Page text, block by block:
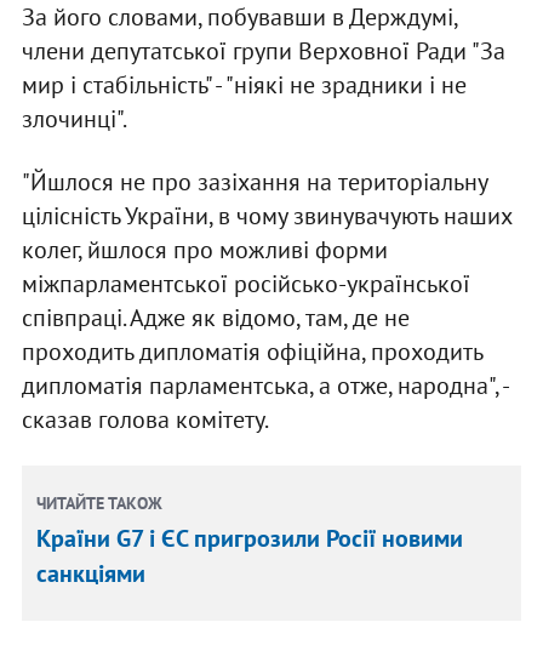
За його словами, побувавши в Держдумі,
члени депутатської групи Верховної Ради "За
мир і стабільність" - "ніякі не зрадники і не
злочинці".
"Йшлося не про зазіхання на територіальну
цілісність України, в чому звинувачують наших
колег, йшлося про можливі форми
міжпарламентської російсько-української
співпраці. Адже як відомо, там, де не
проходить дипломатія офіційна, проходить
дипломатія парламентська, а отже, народна", -
сказав голова комітету.
ЧИТАЙТЕ ТАКОЖ
Країни G7 і ЄС пригрозили Росії новими
санкціями